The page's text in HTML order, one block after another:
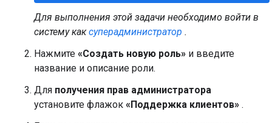
Для выполнения этой задачи необходимо войти в
систему каксуперадминистратор .
Нажмите «Создать новую роль» и введите
название и описание роли.
Для получения прав администратора
установите флажок «Поддержка клиентов» .